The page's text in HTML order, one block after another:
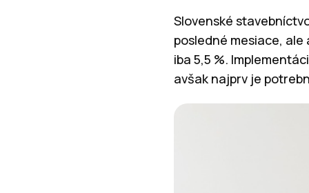
Slovenské
posledné mesiace, ale
iba 5,5 %.
avšak najprv je